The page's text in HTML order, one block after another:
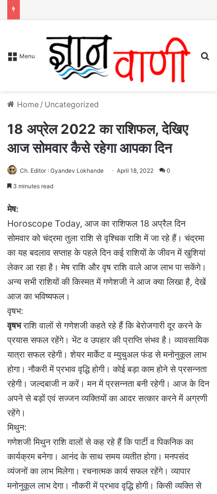
Menu
Home / Uncategorized
18 अप्रेल 2022 का राशिफल, देखिए
आज सोमवार कैसे रहेगा आपका दिन
Ch. Editor : Gyandev Lokhande April 18, 2022 0
3 minutes read
मेष:
Horoscope Today, आज का राशिफल 18 अप्रैल दिन
सोमवार को चंद्रमा तुला राशि से वृश्चिक राशि में जा रहे हैं। चंद्रमा
का यह बदलाव सप्ताह के पहले दिन कई राशियों के जीवन में खुशियां
लेकर आ रहा है। मेष राशि और वृष राशि वाले आज लाभ पा सकेंगे।
अन्य सभी राशियों की किस्मत में गणेशजी ने आज क्या लिखा है, देखें
आज का भविष्यफल।
वृषभ:
वृषभराशि वालों से गणेशजी कहते रहे हैं कि बेरोजगारी दूर करने के
प्रयास सफल रहेंगे। भेंट व उपहार की प्राप्ति संभव है। व्यावसायिक
यात्रा सफल रहेगी। शेयर मार्केट व म्युचुअल फंड से मनोनुकूल लाभ
होगा। नौकरी में प्रभाव वृद्धि होगी। कोई बड़ा काम होने से प्रसन्नता
रहेगी। जल्दबाजी न करें। मन में प्रसन्नता बनी रहेगी। आज के दिन
अपने से बड़ों एवं सज्जन व्यक्तियों का आदर सत्कार करने में अग्रणी
रहेंगे।
मिथुन:
गणेशजी मिथुन राशि वालों से कह रहे हैं कि पार्टी व पिकनिक का
कार्यक्रम बनेगा। आनंद के साथ समय व्यतीत होगा। मनपसंद
व्यंजनों का लाभ मिलेगा। रचनात्मक कार्य सफल रहेंगे। व्यापार
मनोनुकूल लाभ देगा। नौकरी में प्रभाव वृद्धि होगी। किसी व्यक्ति से